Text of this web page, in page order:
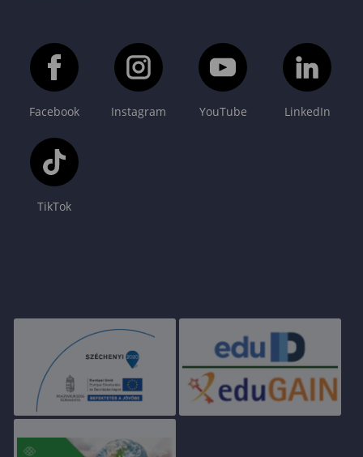
Facebook Instagram YouTube LinkedIn
TikTok